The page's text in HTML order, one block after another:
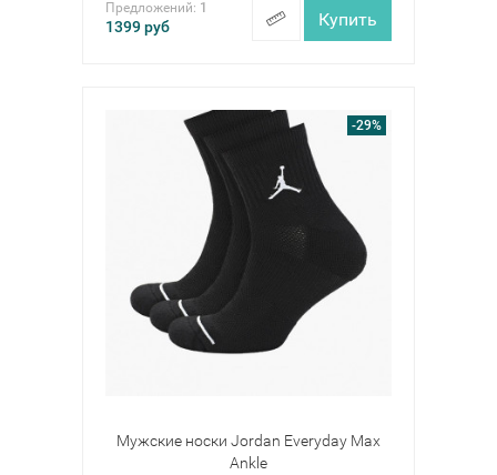
Предложений: 1
1399руб Купить
-29%
Мужские носки Jordan Everyday Max
Ankle